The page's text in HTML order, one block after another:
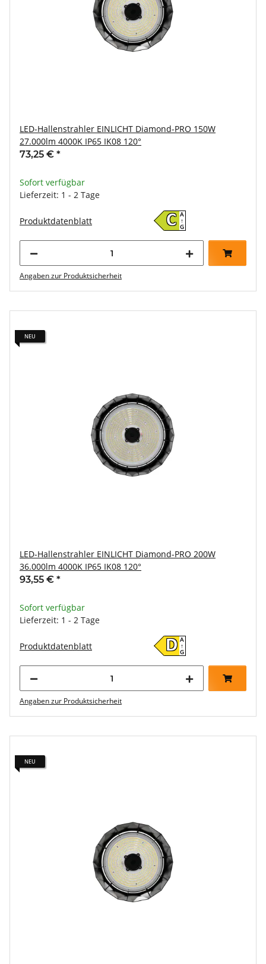
LED-Hallenstrahler EINLICHT Diamond-PRO 150W
27.000lm 4000K IP65 IK08 120°
73,25 € *
Sofort verfügbar
Lieferzeit: 1 - 2 Tage
Produktdatenblatt C A
↑
G
Angaben zur Produktsicherheit
NEU
LED-Hallenstrahler EINLICHT Diamond-PRO 200W
36.000lm 4000K IP65 IK08 120°
93,55 € *
Sofort verfügbar
Lieferzeit: 1 - 2 Tage
Produktdatenblatt D A
↑
G
Angaben zur Produktsicherheit
NEU